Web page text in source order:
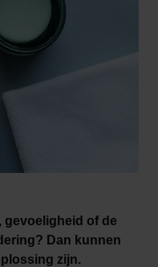
gevoeligheid of de
Dan kunnen
zijn.